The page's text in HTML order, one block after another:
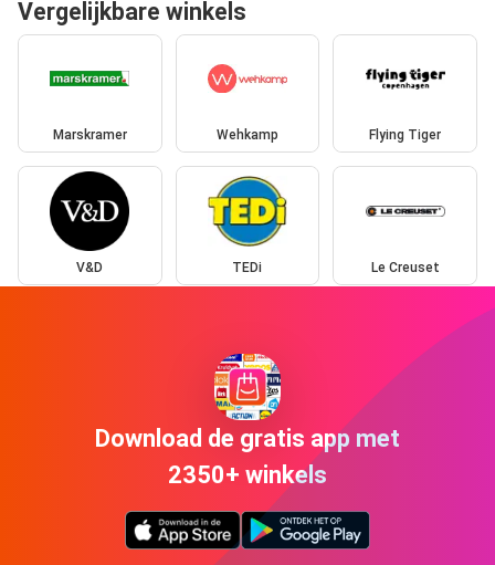
Vergelijkbare winkels
Marskramer Wehkamp Flying Tiger
V&D TEDi Le Creuset
Download de gratis app met
2350+ winkels